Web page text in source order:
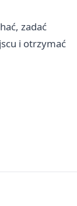
zadać
i otrzymać